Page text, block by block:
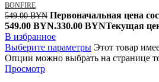
BONFIRE
549.00BYN Первоначальная цена
549.00 BYN.330.00 BYNТекущая
В избранное
Выберите параметры Этот товар
Опции можно выбрать на странице
Просмотр